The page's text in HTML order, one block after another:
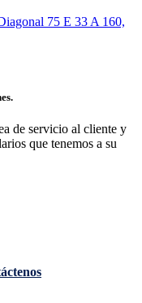
75 E 33 A 160,
de servicio al cliente y
que tenemos a su